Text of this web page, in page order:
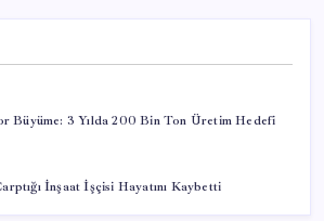
Büyüme: 3 Yılda 200 Bin Ton Üretim Hedefi
İnşaat İşçisi Hayatını Kaybetti